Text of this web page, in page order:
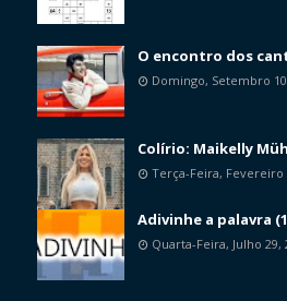
O encontro dos
Domingo, Setembro
Colírio: Maikelly
Terça-Feira, Fevereiro
Adivinhe a palavra
Quarta-Feira, Julho 29,